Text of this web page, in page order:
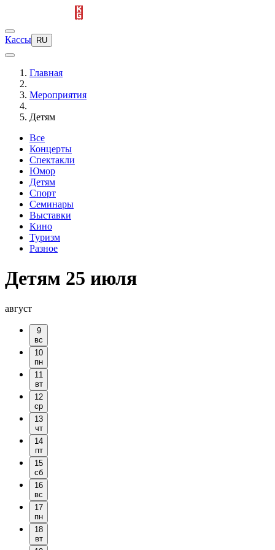
Кассы RU
Главная
Мероприятия
Детям
Все
Концерты
Спектакли
Юмор
Детям
Спорт
Семинары
Выставки
Кино
Туризм
Разное
Детям 25 июля
август
9
вс
10
пн
11
вт
12
ср
13
чт
14
пт
15
сб
16
вс
17
пн
18
вт